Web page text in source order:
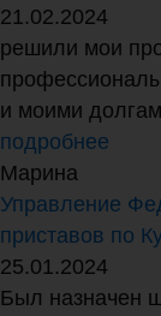
21.02.2024
решили мои
и моими
подробнее
Марина
Управление
приставов по
25.01.2024
Был назначен